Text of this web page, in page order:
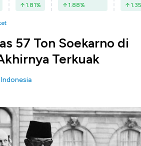
1.81% 1.88% 1.35
57 Ton Soekarno di
Terkuak